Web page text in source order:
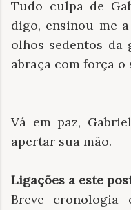
Tudo culpa de
digo, ensinou-me
olhos sedentos da
abraça com força o
Vá em paz,
apertar sua mão.
Ligações a este
Breve cronologia